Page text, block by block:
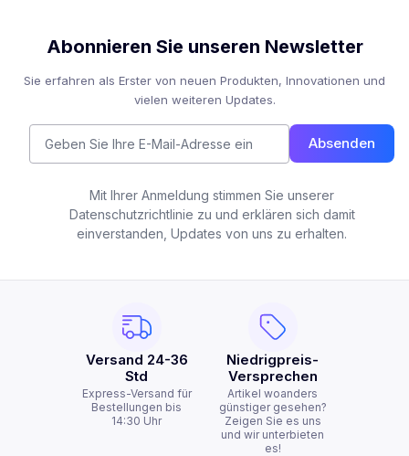
Abonnieren Sie unseren Newsletter
Sie erfahren als Erster von neuen Produkten, Innovationen und
vielen weiteren Updates.
Absenden
Mit Ihrer Anmeldung stimmen Sie unserer
Datenschutzrichtlinie zu und erklären sich damit
einverstanden, Updates von uns zu erhalten.
Versand 24-36
Std
Express-Versand für
Bestellungen bis
14:30 Uhr
Niedrigpreis-
Versprechen
Artikel woanders
günstiger gesehen?
Zeigen Sie es uns
und wir unterbieten
es!